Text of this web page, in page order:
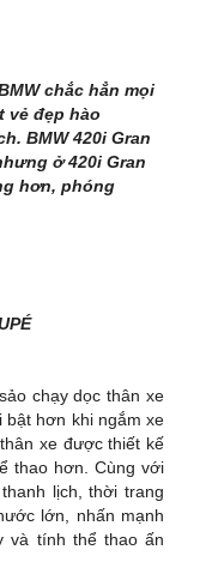
chắc hẳn mọi
vẻ đẹp hào
BMW 420i Gran
ở 420i Gran
hơn, phóng
chạy dọc thân xe
bật hơn khi ngắm xe
xe được thiết kế
thao hơn. Cùng với
lịch, thời trang
lớn, nhấn mạnh
và tính thể thao ấn